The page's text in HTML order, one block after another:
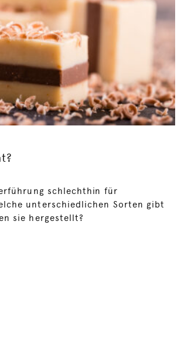
schlechthin für
unterschiedlichen Sorten gibt
sie hergestellt?